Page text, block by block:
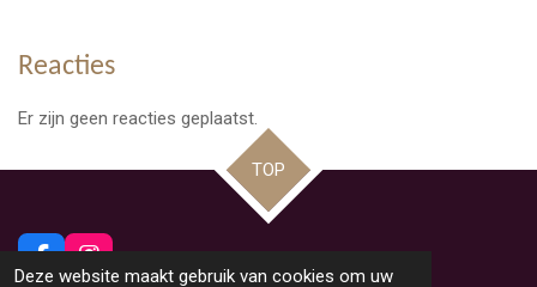
Deze website maakt gebruik van cookies om uw
Reacties
Er zijn geen reacties geplaatst.
TOP